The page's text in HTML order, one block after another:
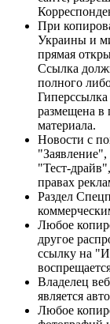
При
Украины и
прямая
Ссылка
полного
размещена в
материала.
Новости с
"Тест-
правах
Раздел
Любое
другое
ссылку на
Владелец
является
Любое